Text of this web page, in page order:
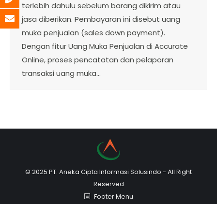
terlebih dahulu sebelum barang dikirim atau
jasa diberikan. Pembayaran ini disebut uang
muka penjualan (sales down payment).
Dengan fitur Uang Muka Penjualan di Accurate
Online, proses pencatatan dan pelaporan
transaksi uang muka…
© 2025 PT. Aneka Cipta Informasi Solusindo - All Right
Reserved
Footer Menu